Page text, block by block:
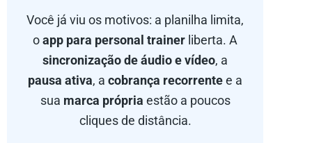
Você já viu os motivos: a planilha limita,
o app para personal trainer liberta. A
sincronização de áudio e vídeo, a
pausa ativa, a cobrança recorrente e a
sua marca própria estão a poucos
cliques de distância.